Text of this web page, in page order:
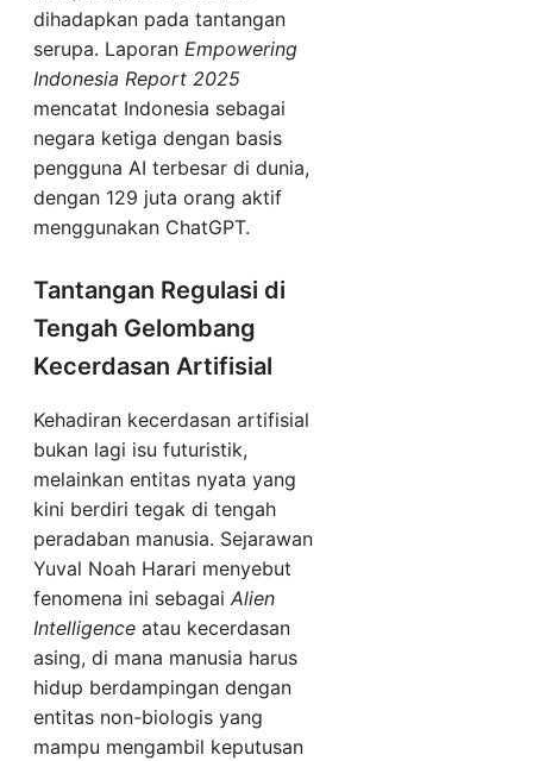
dihadapkan pada tantangan
serupa. Laporan Empowering
Indonesia Report 2025
mencatat Indonesia sebagai
negara ketiga dengan basis
pengguna AI terbesar di dunia,
dengan 129 juta orang aktif
menggunakan ChatGPT.
Tantangan Regulasi di
Tengah Gelombang
Kecerdasan Artifisial
Kehadiran kecerdasan artifisial
bukan lagi isu futuristik,
melainkan entitas nyata yang
kini berdiri tegak di tengah
peradaban manusia. Sejarawan
Yuval Noah Harari menyebut
fenomena ini sebagai Alien
Intelligence atau kecerdasan
asing, di mana manusia harus
hidup berdampingan dengan
entitas non-biologis yang
mampu mengambil keputusan